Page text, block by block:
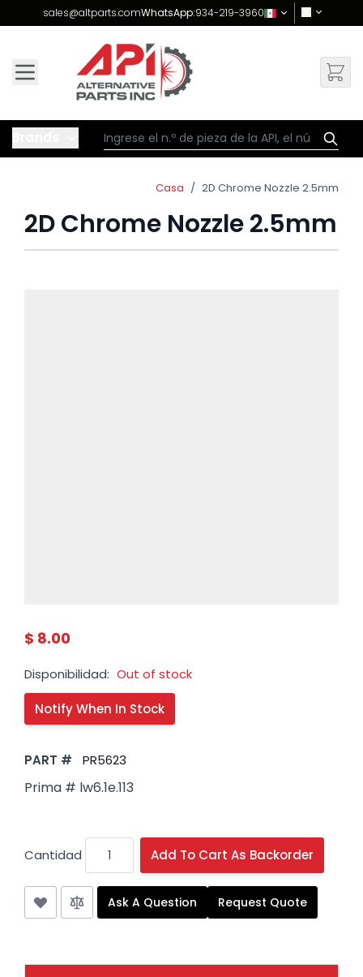
Skip to Content
sales@altparts.comWhatsApp:934-219-3960
Casa / 2D Chrome Nozzle 2.5mm
2D Chrome Nozzle 2.5mm
$ 8.00
Disponibilidad: Out of stock
PART # PR5623
Prima # lw6.1e.113
Cantidad Add To Cart As Backorder
Ask A Question Request Quote